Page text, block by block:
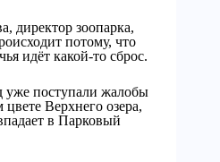
директор зоопарка,
потому, что
идёт какой-то сброс.
уже поступали жалобы
цвете Верхнего озера,
в Парковый